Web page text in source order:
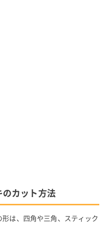
カット方法
は、四角や三角、スティック